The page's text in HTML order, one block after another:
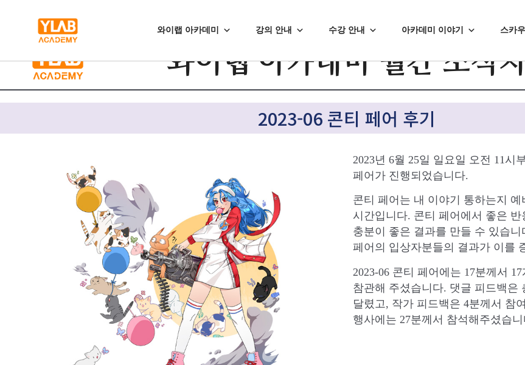
와이랩 아카데미 강의 안내 수강 안내 아카데미 이야기 스카
와이랩 아카데미 월간 소식
2023-06 콘티 페어 후기
2023년 6월 25일 일요일 오전 11시
페어가 진행되었습니다.
콘티 페어는 내 이야기 통하는지
시간입니다. 콘티 페어에서 좋은
충분이 좋은 결과를 만들 수 있습니
페어의 입상자분들의 결과가 이를
2023-06 콘티 페어에는 17분께서
참관해 주셨습니다. 댓글 피드백은
달렸고, 작가 피드백은 4분께서 참
행사에는 27분께서 참석해주셨습니